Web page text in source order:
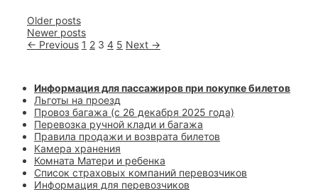
Post
navigation
Older posts
Newer posts
← Previous 1 2 3 4 5 Next →
Информация для пассажиров при покупке билетов
Льготы на проезд
Провоз багажа (с 26 декабря 2025 года)
Перевозка ручной клади и багажа
Правила продажи и возврата билетов
Камера хранения
Комната Матери и ребенка
Список страховых компаний перевозчиков
Информация для перевозчиков